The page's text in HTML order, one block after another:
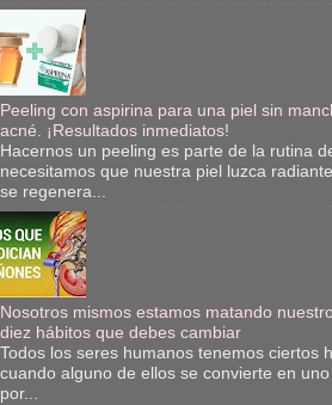
Peeling con aspirina para una piel sin
acné. ¡Resultados inmediatos!
Hacernos un peeling es parte de la rutina
necesitamos que nuestra piel luzca
se regenera...
Nosotros mismos estamos matando
diez hábitos que debes cambiar
Todos los seres humanos tenemos ciertos
cuando alguno de ellos se convierte en
por...